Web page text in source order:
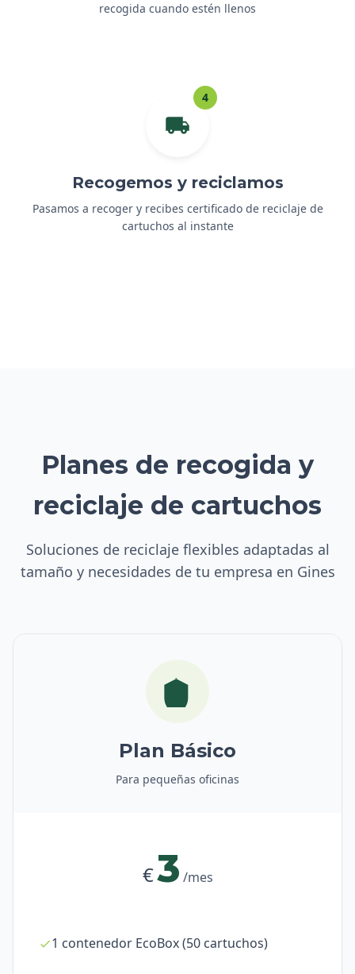
recogida cuando estén llenos
4
Recogemos y reciclamos
Pasamos a recoger y recibes certificado de reciclaje de
cartuchos al instante
Planes de recogida y
reciclaje de cartuchos
Soluciones de reciclaje flexibles adaptadas al
tamaño y necesidades de tu empresa en Gines
Plan Básico
Para pequeñas oficinas
€3 /mes
1 contenedor EcoBox (50 cartuchos)